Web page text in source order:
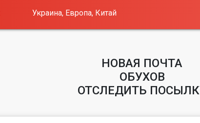
Украина, Европа, Китай
НОВАЯ ПОЧТА
ОБУХОВ
ОТСЛЕДИТЬ